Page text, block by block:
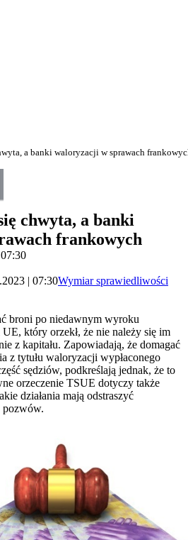
a banki waloryzacji w sprawach
chwyta, a banki
frankowych
| 07:30Wymiar sprawiedliwości
broni po niedawnym wyroku
który orzekł, że nie należy się im
z kapitału. Zapowiadają, że domagać
z tytułu waloryzacji wypłaconego
sędziów, podkreślają jednak, że to
orzeczenie TSUE dotyczy także
działania mają odstraszyć
pozwów.